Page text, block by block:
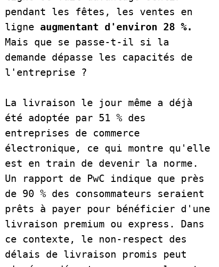
pendant les fêtes, les ventes en
ligne augmentant d'environ 28 %.
Mais que se passe-t-il si la
demande dépasse les capacités de
l'entreprise ?
La livraison le jour même a déjà
été adoptée par 51 % des
entreprises de commerce
électronique, ce qui montre qu'elle
est en train de devenir la norme.
Un rapport de PwC indique que près
de 90 % des consommateurs seraient
prêts à payer pour bénéficier d'une
livraison premium ou express. Dans
ce contexte, le non-respect des
délais de livraison promis peut